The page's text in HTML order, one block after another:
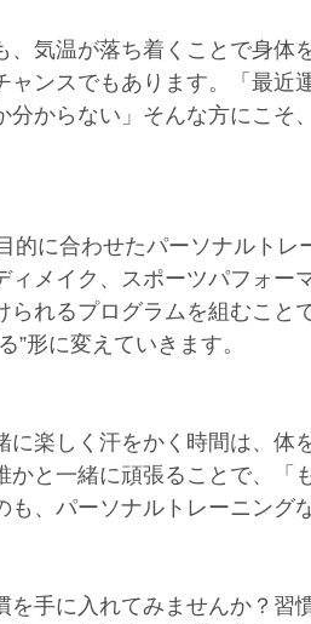
、気温が落ち着くことで身体
ャンスでもあります。「最
からない」そんな方にこそ
的に合わせたパーソナルトレ
メイク、スポーツパフォー
られるプログラムを組むこと
”形に変えていきます。
楽しく汗をかく時間は、体
かと一緒に頑張ることで、「
、パーソナルトレーニング
を手に入れてみませんか？習